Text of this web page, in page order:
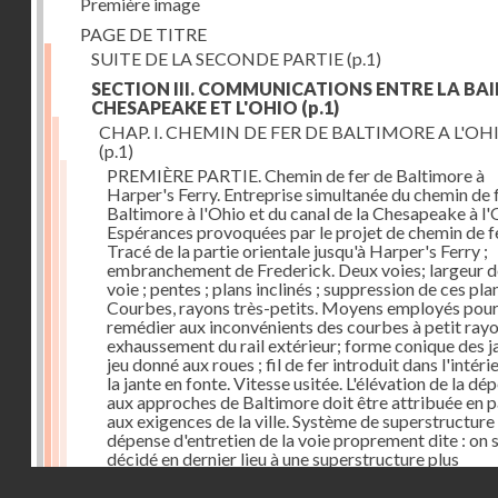
PAGE DE TITRE
SUITE DE LA SECONDE PARTIE(p.1)
SECTION III. COMMUNICATIONS ENTRE LA
CHESAPEAKE ET L'OHIO (p.1)
CHAP. I. CHEMIN DE FER DE BALTIMORE A
(p.1)
PREMIÈRE PARTIE. Chemin de fer de Baltimore à
Harper's Ferry. Entreprise simultanée du chemin de
Baltimore à l'Ohio et du canal de la Chesapeake à
Espérances provoquées par le projet de chemin de
Tracé de la partie orientale jusqu'à Harper's Ferry ;
embranchement de Frederick. Deux voies; largeur
voie ; pentes ; plans inclinés ; suppression de ces
Courbes, rayons très-petits. Moyens employés pour
remédier aux inconvénients des courbes à petit
exhaussement du rail extérieur; forme conique des
jeu donné aux roues ; fil de fer introduit dans
la jante en fonte. Vitesse usitée. L'élévation de la
aux approches de Baltimore doit être attribuée en
aux exigences de la ville. Système de superstructure
dépense d'entretien de la voie proprement dite : on
décidé en dernier lieu à une superstructure plus